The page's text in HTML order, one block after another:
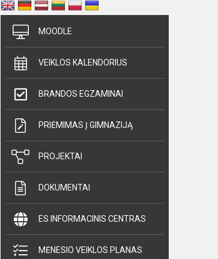
MOODLE
VEIKLOS KALENDORIUS
BRANDOS EGZAMINAI
PRIĖMIMAS Į GIMNAZIJĄ
PROJEKTAI
DOKUMENTAI
ES INFORMACINIS CENTRAS
MĖNESIO VEIKLOS PLANAS